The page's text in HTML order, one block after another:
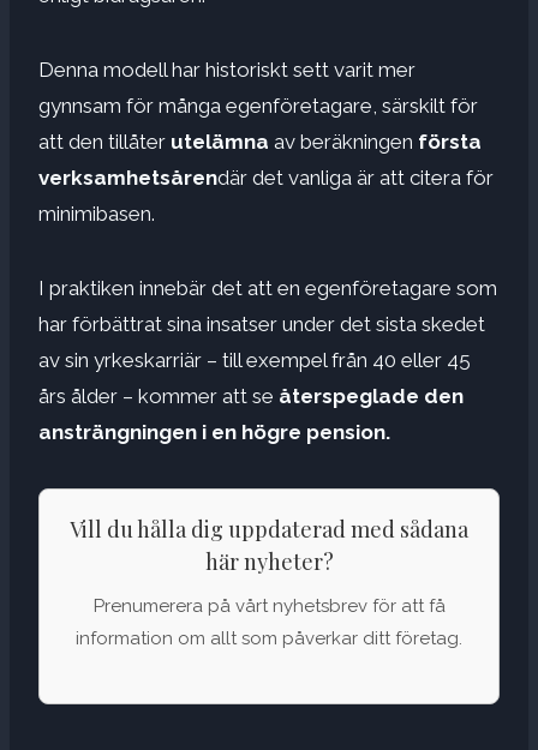
Denna modell har historiskt sett varit mer
gynnsam för många egenföretagare, särskilt för
att den tillåter utelämna av beräkningen första
verksamhetsårendär det vanliga är att citera för
minimibasen.
I praktiken innebär det att en egenföretagare som
har förbättrat sina insatser under det sista skedet
av sin yrkeskarriär – till exempel från 40 eller 45
års ålder – kommer att se återspeglade den
ansträngningen i en högre pension.
Vill du hålla dig uppdaterad med sådana
här nyheter?
Prenumerera på vårt nyhetsbrev för att få
information om allt som påverkar ditt företag.